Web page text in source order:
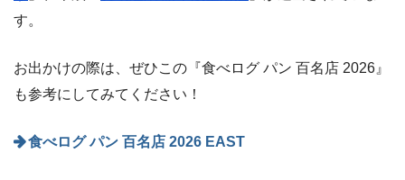
す。
お出かけの際は、ぜひこの『食べログ パン 百名店 2026』
も参考にしてみてください！
食べログ パン 百名店 2026 EAST